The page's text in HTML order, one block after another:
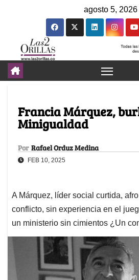
agosto 5, 2026
Francia Márquez,
Minigualdad
Por Rafael Orduz Medina
FEB 10, 2025
A Márquez, líder social curtida,
conflicto, sin experiencia en el
un ministerio sin cimientos ¿Un